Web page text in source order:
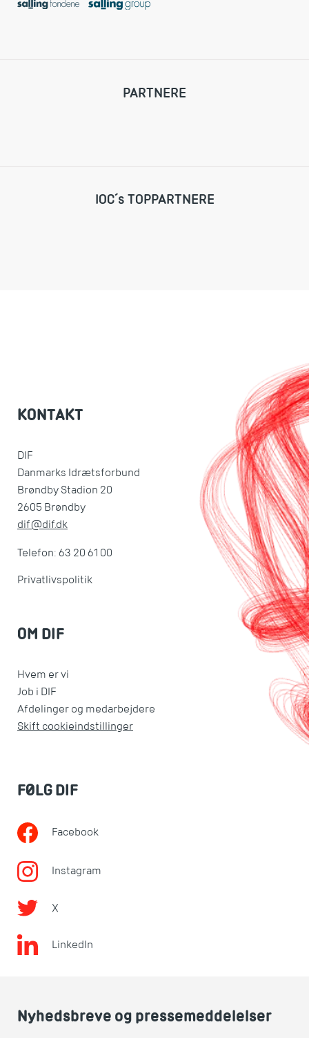
PARTNERE
IOC´s TOPPARTNERE
KONTAKT
DIF
Danmarks Idrætsforbund
Brøndby Stadion 20
2605 Brøndby
dif@dif.dk
Telefon: 63 20 61 00
Privatlivspolitik
OM DIF
Hvem er vi
Job i DIF
Afdelinger og medarbejdere
Skift cookieindstillinger
FØLG DIF
Facebook
Instagram
X
LinkedIn
Nyhedsbreve og pressemeddelelser